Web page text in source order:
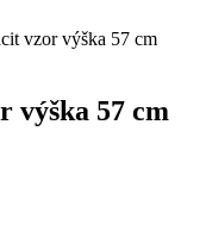
vzor výška 57 cm
výška 57 cm